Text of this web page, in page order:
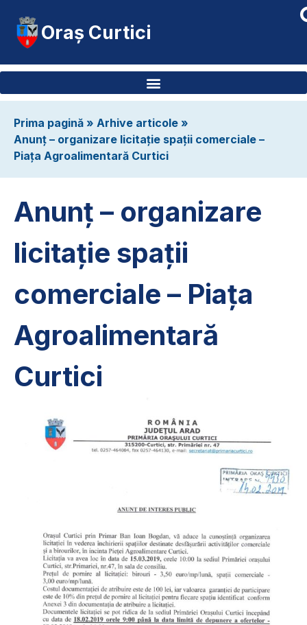
Oraș Curtici
Prima pagină » Arhive articole »
Anunț – organizare licitație spații comerciale –
Piața Agroalimentară Curtici
Anunț – organizare
licitație spații
comerciale – Piața
Agroalimentară
Curtici